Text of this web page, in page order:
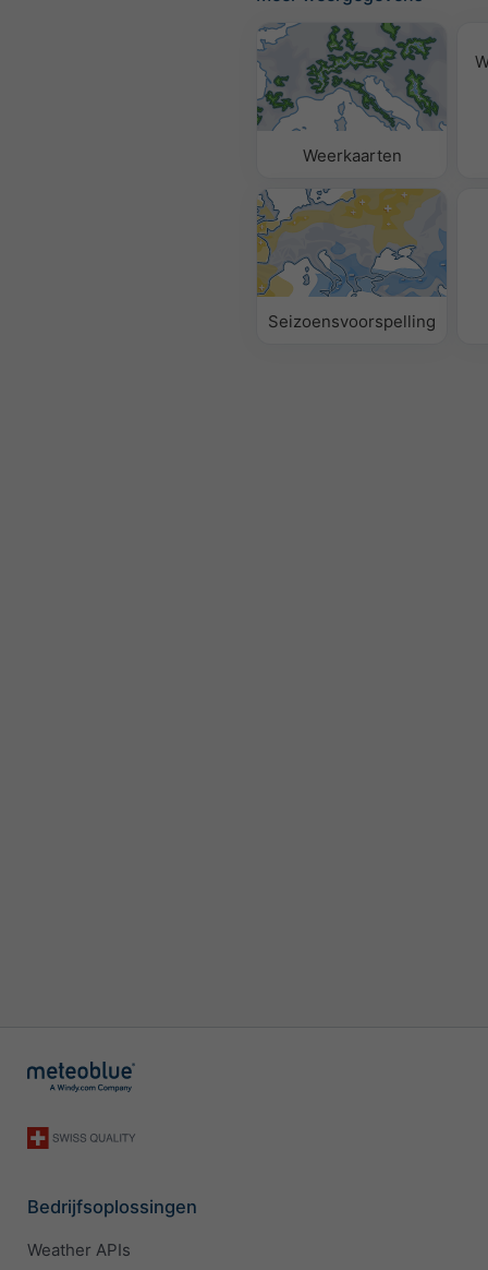
Weerkaarten
Seizoensvoorspelling
Bedrijfsoplossingen
Weather APIs